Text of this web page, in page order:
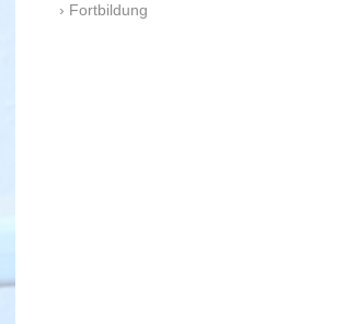
Fortbildung